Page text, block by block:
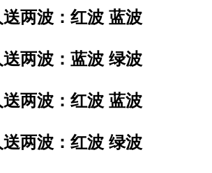
两波：红波 蓝波
两波：蓝波 绿波
两波：红波 蓝波
两波：红波 绿波